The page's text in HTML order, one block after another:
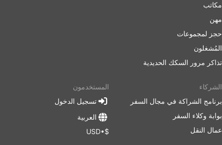
مكاتب
مهن
حجز لمجموعات
المُشغلون
تذاكر مرور السكك الحديدية
الشركاء
برنامج الشراكة في مجال السفر
بوابة وكلاء السفر
عمال النقل
المستخدمون
تسجيل الدخول
العربية
$•USD